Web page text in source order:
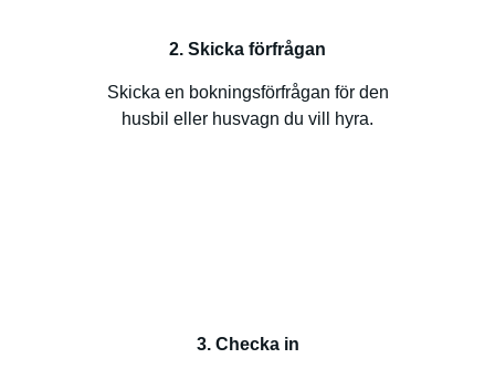
2. Skicka förfrågan
Skicka en bokningsförfrågan för den
husbil eller husvagn du vill hyra.
3. Checka in